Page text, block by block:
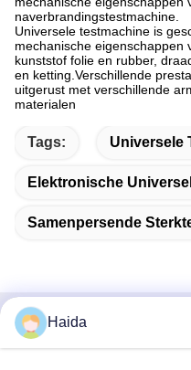
naverbrandingstestmachine.
Universele testmachine is
mechanische eigenschappen
kunststof folie en rubber,
en ketting.Verschillende
uitgerust met verschillende
materialen
Tags: Universele
Elektronische
Samenpersende
Snel contact
Haida